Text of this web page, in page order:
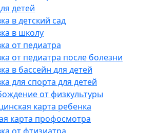
детей
в детский сад
в школу
от педиатра
от педиатра после болезни
в бассейн для детей
для спорта для детей
от физкультуры
карта ребенка
карта профосмотра